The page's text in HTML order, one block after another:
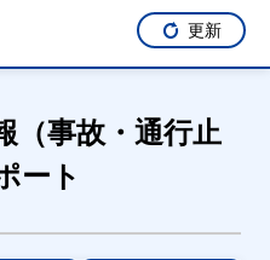
更新
（事故・通行止
ート